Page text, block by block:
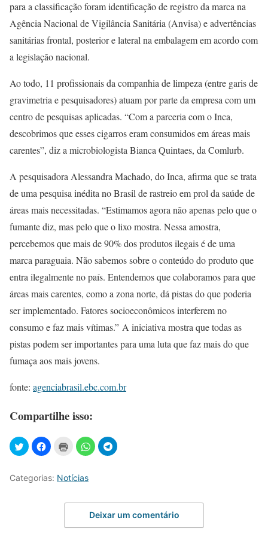
para a classificação foram identificação de registro da marca na
Agência Nacional de Vigilância Sanitária (Anvisa) e advertências
sanitárias frontal, posterior e lateral na embalagem em acordo com
a legislação nacional.
Ao todo, 11 profissionais da companhia de limpeza (entre garis de
gravimetria e pesquisadores) atuam por parte da empresa com um
centro de pesquisas aplicadas. “Com a parceria com o Inca,
descobrimos que esses cigarros eram consumidos em áreas mais
carentes”, diz a microbiologista Bianca Quintaes, da Comlurb.
A pesquisadora Alessandra Machado, do Inca, afirma que se trata
de uma pesquisa inédita no Brasil de rastreio em prol da saúde de
áreas mais necessitadas. “Estimamos agora não apenas pelo que o
fumante diz, mas pelo que o lixo mostra. Nessa amostra,
percebemos que mais de 90% dos produtos ilegais é de uma
marca paraguaia. Não sabemos sobre o conteúdo do produto que
entra ilegalmente no país. Entendemos que colaboramos para que
áreas mais carentes, como a zona norte, dá pistas do que poderia
ser implementado. Fatores socioeconômicos interferem no
consumo e faz mais vítimas.” A iniciativa mostra que todas as
pistas podem ser importantes para uma luta que faz mais do que
fumaça aos mais jovens.
fonte: agenciabrasil.ebc.com.br
Compartilhe isso:
Categorias: Notícias
Deixar um comentário